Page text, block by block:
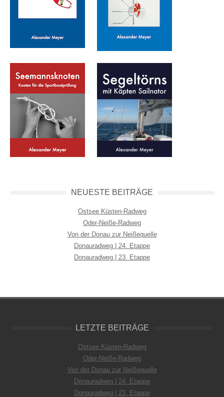
NEUESTE BEITRÄGE
Ostsee Küsten-Radweg
Oder-Neiße-Radweg
Von der Donau zur Neißequelle
Donauradweg | 24. Etappe
Donauradweg | 23. Etappe
LETZTE BEITRÄGE
Ostsee Küsten-Radweg
Oder-Neiße-Radweg
Von der Donau zur Neißequelle
Donauradweg | 24. Etappe
Donauradweg | 23. Etappe